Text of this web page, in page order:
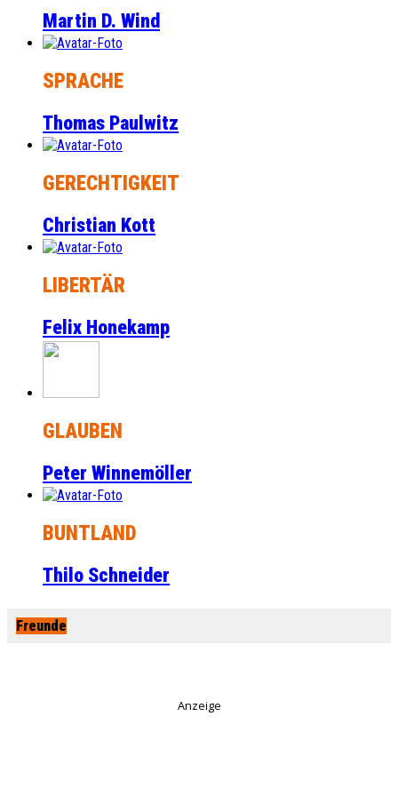
Martin D. Wind
SPRACHE
Thomas Paulwitz
GERECHTIGKEIT
Christian Kott
LIBERTÄR
Felix Honekamp
GLAUBEN
Peter Winnemöller
BUNTLAND
Thilo Schneider
Freunde
Anzeige